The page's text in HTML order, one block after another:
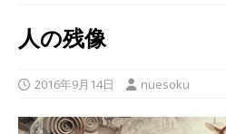
人の残像
2016年9月14日 nuesoku